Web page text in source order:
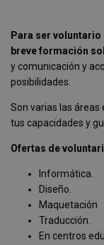
Para ser voluntario
breve formación
y comunicación y
posibilidades.
Son varias las áreas
tus capacidades y
Ofertas de
Informática.
Diseño.
Maquetación
Traducción.
En centros